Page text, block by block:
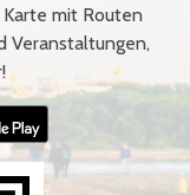
mit Routen
Veranstaltungen,